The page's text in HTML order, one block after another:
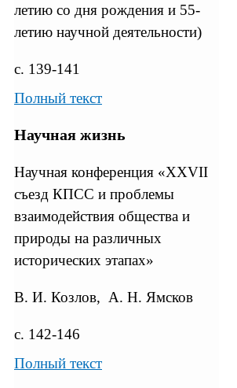
летию со дня рождения и 55-
летию научной деятельности)
с. 139-141
Полный текст
Научная жизнь
Научная конференция «XXVII
съезд КПСС и проблемы
взаимодействия общества и
природы на различных
исторических этапах»
В. И. Козлов, А. Н. Ямсков
с. 142-146
Полный текст